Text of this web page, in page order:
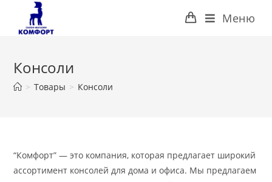
Перейти
содержимому
Меню
Консоли
> Товары > Консоли
“Комфорт” — это компания, которая предлагает широкий
ассортимент консолей для дома и офиса. Мы предлагаем